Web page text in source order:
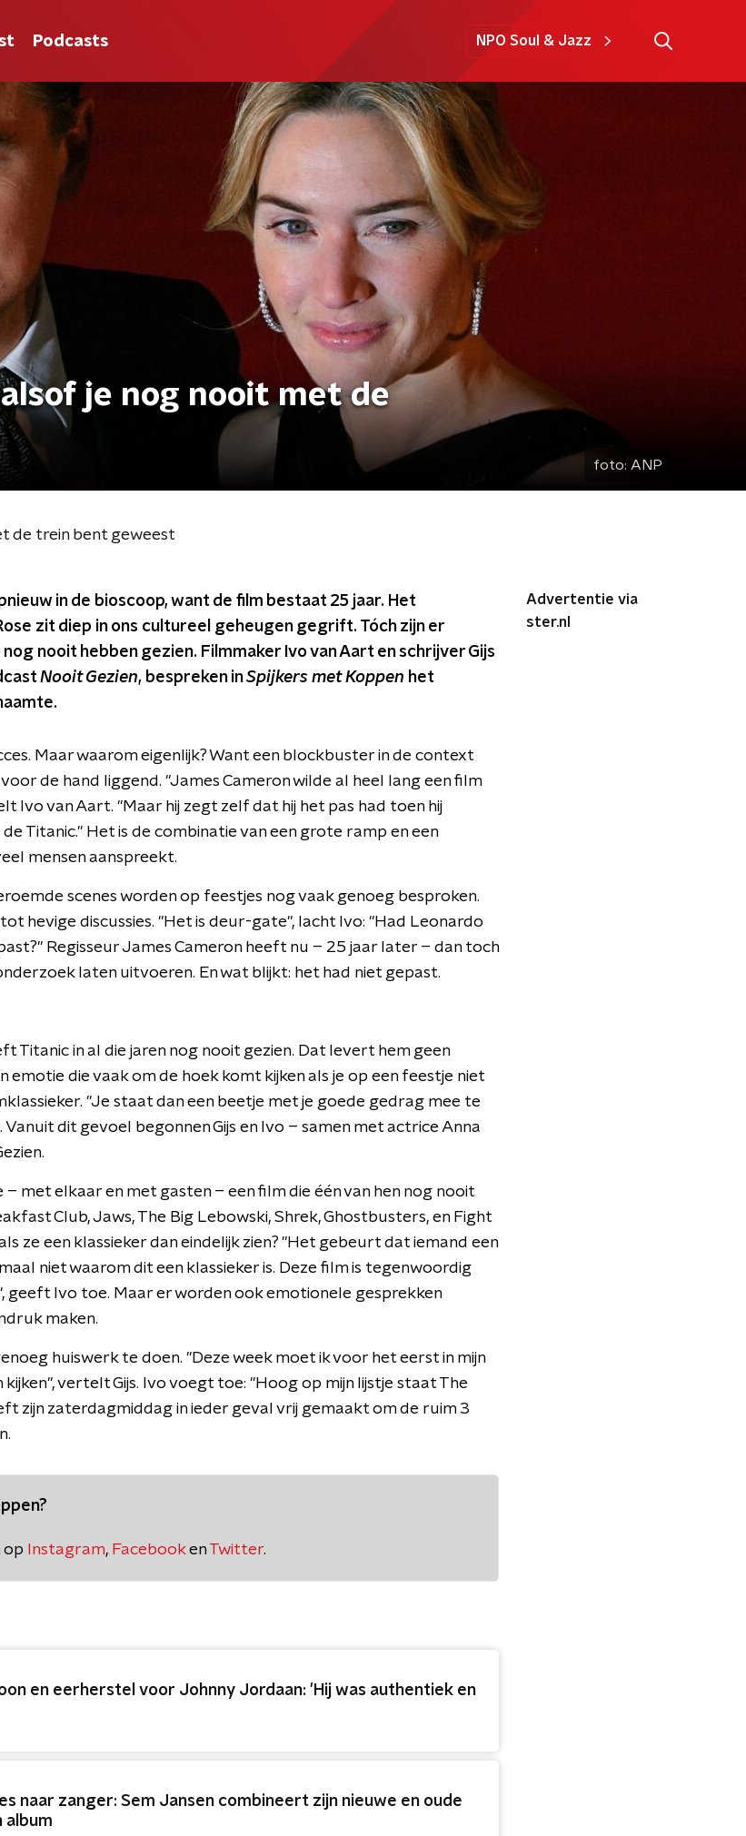
Podcasts NPO Soul & Jazz
je nog nooit met de
foto: ANP
de trein bent geweest
in de bioscoop, want de film bestaat 25 jaar. Het
zit diep in ons cultureel geheugen gegrift. Tóch zijn er
nooit hebben gezien. Filmmaker Ivo van Aart en schrijver Gijs
Nooit Gezien, bespreken inSpijkers met Koppen het
Maar waarom eigenlijk? Want een blockbuster in de context
de hand liggend. "James Cameron wilde al heel lang een film
Ivo van Aart. "Maar hij zegt zelf dat hij het pas had toen hij
Titanic." Het is de combinatie van een grote ramp en een
mensen aanspreekt.
scenes worden op feestjes nog vaak genoeg besproken.
hevige discussies. "Het is deur-gate", lacht Ivo: "Had Leonardo
Regisseur James Cameron heeft nu – 25 jaar later – dan toch
laten uitvoeren. En wat blijkt: het had niet gepast.
Titanic in al die jaren nog nooit gezien. Dat levert hem geen
emotie die vaak om de hoek komt kijken als je op een feestje niet
"Je staat dan een beetje met je goede gedrag mee te
Vanuit dit gevoel begonnen Gijs en Ivo – samen met actrice Anna
met elkaar en met gasten – een film die één van hen nog nooit
Club, Jaws, The Big Lebowski, Shrek, Ghostbusters, en Fight
ze een klassieker dan eindelijk zien? "Het gebeurt dat iemand een
niet waarom dit een klassieker is. Deze film is tegenwoordig
geeft Ivo toe. Maar er worden ook emotionele gesprekken
maken.
huiswerk te doen. "Deze week moet ik voor het eerst in mijn
kijken", vertelt Gijs. Ivo voegt toe: "Hoog op mijn lijstje staat The
zijn zaterdagmiddag in ieder geval vrij gemaakt om de ruim 3
op Instagram, Facebooken Twitter.
en eerherstel voor Johnny Jordaan: 'Hij was authentiek en
naar zanger: Sem Jansen combineert zijn nieuwe en oude
album
Advertentie via
ster.nl